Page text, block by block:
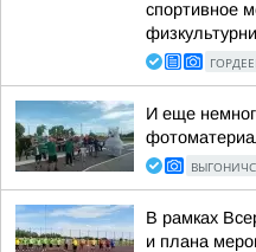
спортивное
И еще
В рамках
и плана